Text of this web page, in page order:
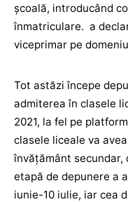
școală, introducând
înmatriculare. a
viceprimar pe
Tot astăzi începe
admiterea în clasele
2021, la fel pe
clasele liceale va
învățământ secundar,
etapă de depunere a
iunie-10 iulie, iar cea